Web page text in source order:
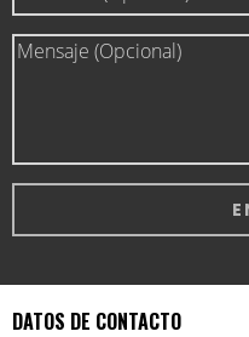
DATOS DE CONTACTO